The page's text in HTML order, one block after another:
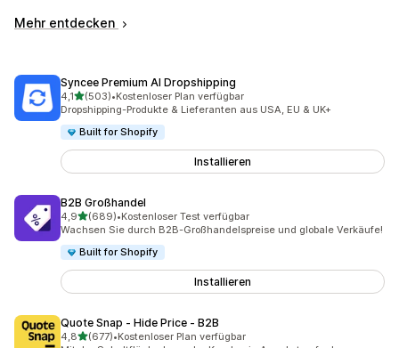
Mehr entdecken
Syncee Premium AI Dropshipping
4,1von 5 Sternen
(503)
503 Rezensionen insgesamt
•Kostenloser Plan verfügbar
Dropshipping-Produkte & Lieferanten aus USA, EU & UK+
Built for Shopify
Installieren
B2B Großhandel
4,9von 5 Sternen
(689)
689 Rezensionen insgesamt
•Kostenloser Test verfügbar
Wachsen Sie durch B2B-Großhandelspreise und globale Verkäufe!
Built for Shopify
Installieren
Quote Snap ‑ Hide Price ‑ B2B
4,8von 5 Sternen
(677)
677 Rezensionen insgesamt
•Kostenloser Plan verfügbar